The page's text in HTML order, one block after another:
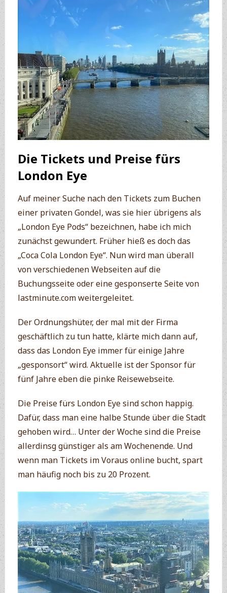
Die Tickets und Preise fürs
London Eye
Auf meiner Suche nach den Tickets zum Buchen
einer privaten Gondel, was sie hier übrigens als
„London Eye Pods“ bezeichnen, habe ich mich
zunächst gewundert. Früher hieß es doch das
„Coca Cola London Eye“. Nun wird man überall
von verschiedenen Webseiten auf die
Buchungsseite oder eine gesponserte Seite von
lastminute.com weitergeleitet.
Der Ordnungshüter, der mal mit der Firma
geschäftlich zu tun hatte, klärte mich dann auf,
dass das London Eye immer für einige Jahre
„gesponsort“ wird. Aktuelle ist der Sponsor für
fünf Jahre eben die pinke Reisewebseite.
Die Preise fürs London Eye sind schon happig.
Dafür, dass man eine halbe Stunde über die Stadt
gehoben wird… Unter der Woche sind die Preise
allerdinsg günstiger als am Wochenende. Und
wenn man Tickets im Voraus online bucht, spart
man häufig noch bis zu 20 Prozent.